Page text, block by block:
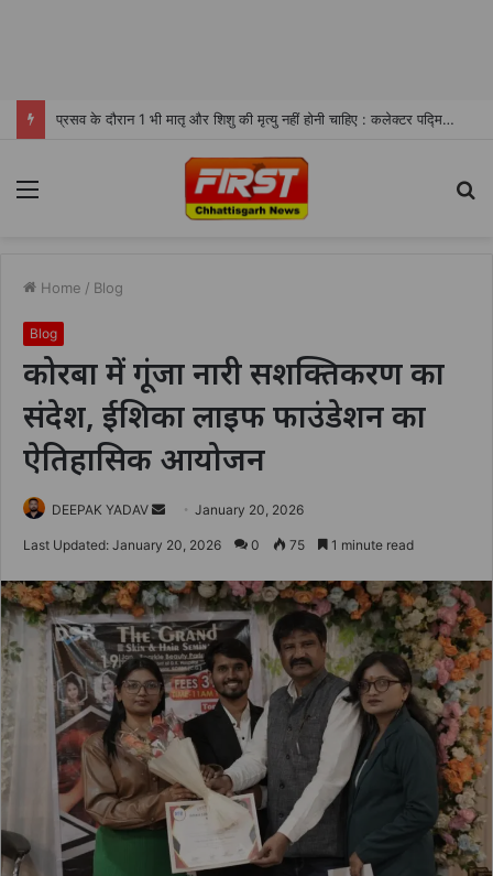
प्रसव के दौरान 1 भी मातृ और शिशु की मृत्यु नहीं होनी चाहिए : कलेक्टर पद्मिनी भोई साहू
Menu
Home / Blog
Blog
कोरबा में गूंजा नारी सशक्तिकरण का
संदेश, ईशिका लाइफ फाउंडेशन का
ऐतिहासिक आयोजन
DEEPAK YADAV
SendJanuary 20, 2026
Last Updated: January 20, 2026 0 75 1 minute read